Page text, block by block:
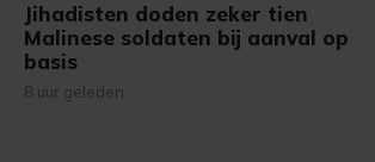
Jihadisten doden zeker tien
Malinese soldaten bij aanval op
basis
8 uur geleden